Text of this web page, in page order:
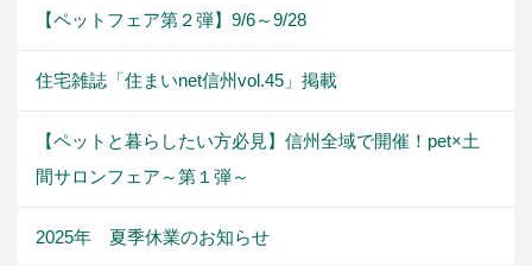
【ペットフェア第２弾】9/6～9/28
住宅雑誌「住まいnet信州vol.45」掲載
【ペットと暮らしたい方必見】信州全域で開催！pet×土
間サロンフェア～第１弾～
2025年 夏季休業のお知らせ